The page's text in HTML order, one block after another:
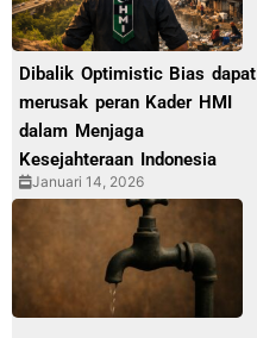
Dibalik Optimistic Bias dapat
merusak peran Kader HMI
dalam Menjaga
Kesejahteraan Indonesia
Januari 14, 2026